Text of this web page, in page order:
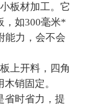
板材加工。它
，如300毫米*
能力，会不会
上开料，四角
销固定。
省时省力，提